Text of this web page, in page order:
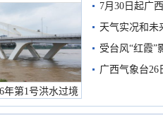
年第1号洪水过境
证汛况
7月30日起广
天气实况和未
受台风“红霞”
有较强降雨
广西气象台26